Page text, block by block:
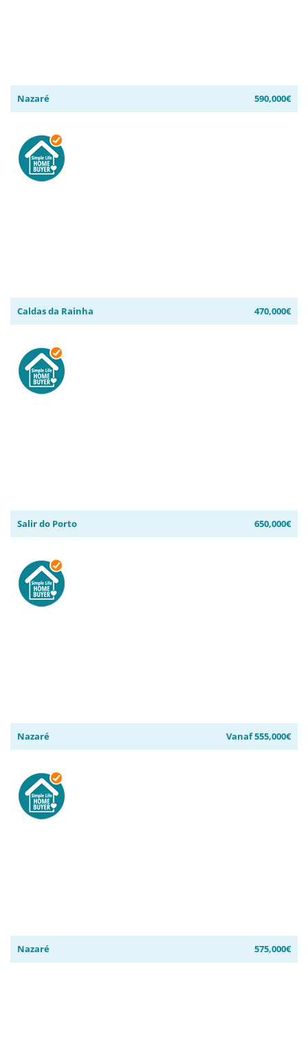
Nazaré 590,000€
Caldas da Rainha 470,000€
Salir do Porto 650,000€
Nazaré Vanaf 555,000€
Nazaré 575,000€